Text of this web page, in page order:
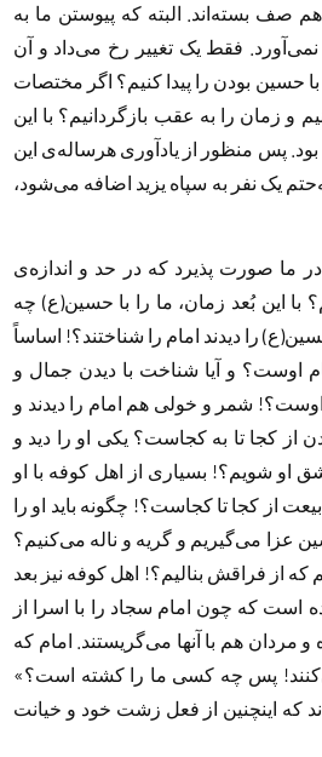
سپاه در مقابل هم صف بسته‌اند. البته كه پیوستن ما به
فقط یک تغییر رخ می‌داد و آن
حسین بودن را پیدا کنیم؟ اگر مختصات
و زمان را به عقب بازگردانیم؟ با این
پس منظور از یادآوری هرساله‌ی این
یک نفر به سپاه یزید اضافه مى‌شود،
ما صورت پذیرد که در حد و اندازه‌ی
این بُعد زمان، ما را با حسین(ع) چه
را دیدند امام را شناختند؟! اساساً
اوست؟ و آیا شناخت با دیدن جمال و
شمر و خولی هم امام را دیدند و
از کجا تا به کجاست؟ یکی او را دید و
او شویم؟! بسیاری از اهل کوفه با او
از کجا تا کجاست؟! چگونه باید او را
عزا می‌گیریم و گریه و ناله می‌کنیم؟
از فراقش بنالیم؟! اهل کوفه نیز بعد
است که چون امام سجاد را با اسرا از
و مردان هم با آنها می‌گریستند. امام که
می‌کنند! پس چه کسی ما را کشته است؟»
که اينچنين از فعل زشت خود و خیانت